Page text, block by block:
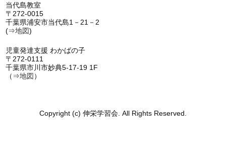
当代島教室
〒272-0015
千葉県浦安市当代島1－21－2
(⇒地図)
児童発達支援 わかばの子
〒272-0111
千葉県市川市妙典5-17-19 1F
（⇒地図 ）
Copyright (c) 伸栄学習会. All Rights Reserved.